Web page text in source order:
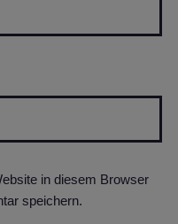
in diesem Browser
speichern.